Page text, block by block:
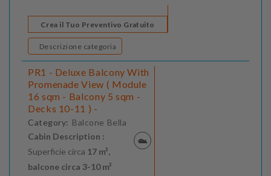
Crea il Tuo Preventivo Gratuito
Descrizione categoria
PR1 - Deluxe Balcony With
Promenade View ( Module
16 sqm - Balcony 5 sqm -
Decks 10-11 ) -
Category: Balcone Bella
Cabin Description :
Superficie circa 17 m²,
balcone circa 3-10 m²